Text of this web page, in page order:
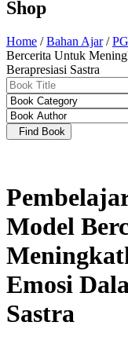
Shop
Home /Bahan Ajar/
Bercerita Untuk
Berapresiasi Sastra
Find Book
Model
Emosi
Sastra